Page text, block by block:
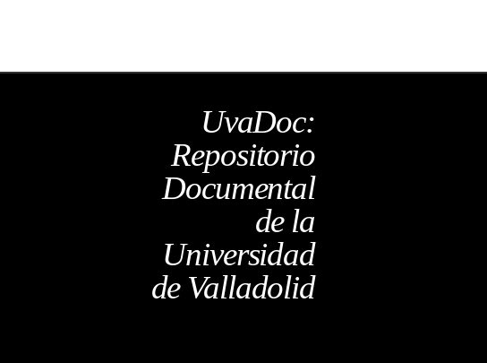
UvaDoc:
Repositorio
Documental
de la
Universidad
de Valladolid